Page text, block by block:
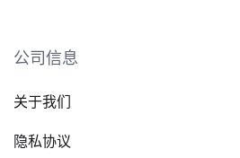
公司信息
关于我们
隐私协议